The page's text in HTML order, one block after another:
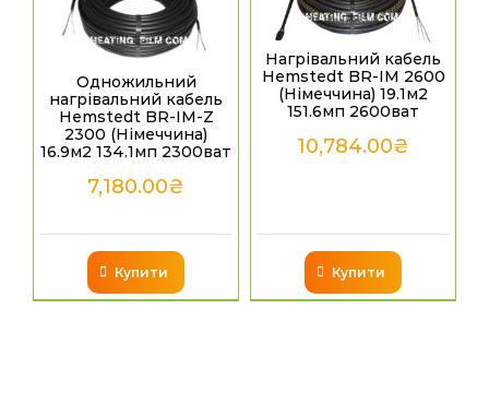
Одножильний
нагрівальний кабель
Hemstedt BR-IM-Z
2300 (Німеччина)
16.9м2 134.1мп 2300ват
7,180.00₴
Купити
Нагрівальний кабель
Hemstedt BR-IM 2600
(Німеччина) 19.1м2
151.6мп 2600ват
10,784.00₴
Купити